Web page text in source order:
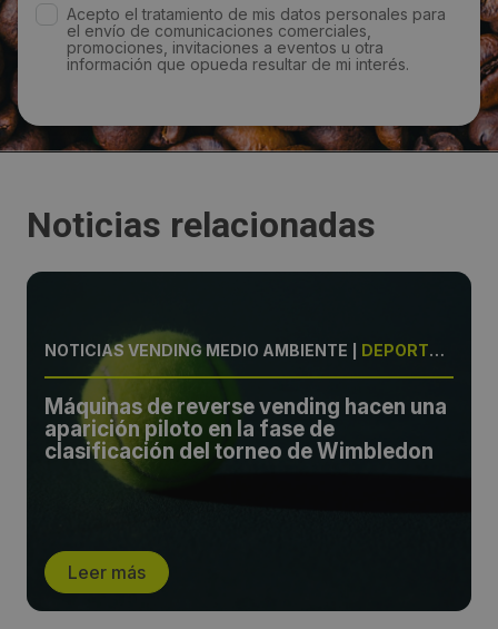
Acepto el tratamiento de mis datos personales para
el envío de comunicaciones comerciales,
promociones, invitaciones a eventos u otra
información que opueda resultar de mi interés.
Noticias relacionadas
NOTICIAS VENDING MEDIO AMBIENTE DEPORTE, SDDR
Máquinas de reverse vending hacen una
aparición piloto en la fase de
clasificación del torneo de Wimbledon
Leer más